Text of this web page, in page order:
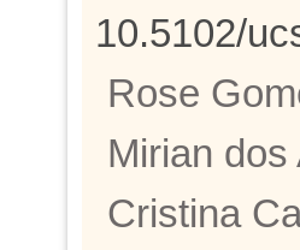
10.5102/
Rose
Mirian
Cristina